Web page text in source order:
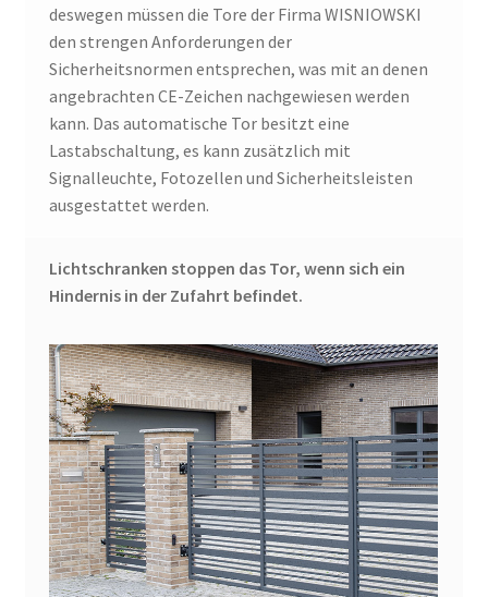
deswegen müssen die Tore der Firma WISNIOWSKI
den strengen Anforderungen der
Sicherheitsnormen entsprechen, was mit an denen
angebrachten CE-Zeichen nachgewiesen werden
kann. Das automatische Tor besitzt eine
Lastabschaltung, es kann zusätzlich mit
Signalleuchte, Fotozellen und Sicherheitsleisten
ausgestattet werden.
Lichtschranken stoppen das Tor, wenn sich ein
Hindernis in der Zufahrt befindet.